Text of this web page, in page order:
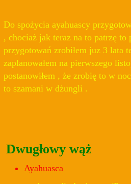
Do spożycia ayahuascy
, chociaż jak teraz na to patrzę to
przygotowań zrobiłem juz 3 lata
zaplanowałem na pierwszego
postanowiłem , że zrobię to w
to szamani w dżungli .
Dwugłowy wąż
Ayahuasca